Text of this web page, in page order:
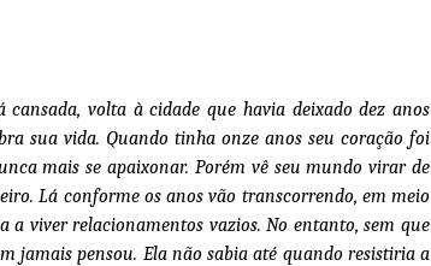
volta à cidade que havia deixado dez anos
sua vida. Quando tinha onze anos seu coração foi
mais se apaixonar. Porém vê seu mundo virar de
Lá conforme os anos vão transcorrendo, em meio
a viver relacionamentos vazios. No entanto, sem que
jamais pensou. Ela não sabia até quando resistiria a